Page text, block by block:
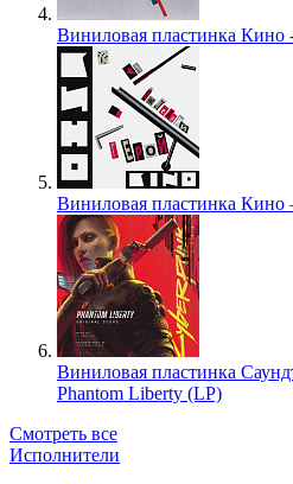
Виниловая пластинка Кино
Виниловая пластинка Кино
Виниловая пластинка
Phantom Liberty (LP)
Смотреть все
Исполнители